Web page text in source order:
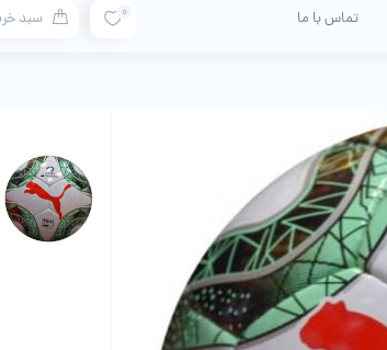
تماس با ما 0 سبد